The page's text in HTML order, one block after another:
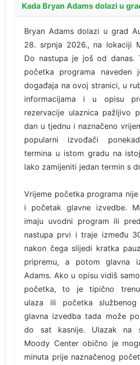
Kada Bryan Adams dolazi u
Bryan Adams dolazi u grad
28. srpnja 2026., na lokaciji
Do nastupa je još od danas.
početka programa naveden
događaja na ovoj stranici, u
informacijama i u opisu
rezervacije ulaznica pažljivo
dan u tjednu i naznačeno
popularni izvođači
termina u istom gradu na
lako zamijeniti jedan termin s
Vrijeme početka programa
i početak glavne izvedbe.
imaju uvodni program ili
nastupa prvi i traje između
nakon čega slijedi kratka
pripremu, a potom glavna
Adams. Ako u opisu vidiš
početka, to je tipično
ulaza ili početka
glavna izvedba tada može
do sat kasnije. Ulazak na
Moody Center obično je
minuta prije naznačenog